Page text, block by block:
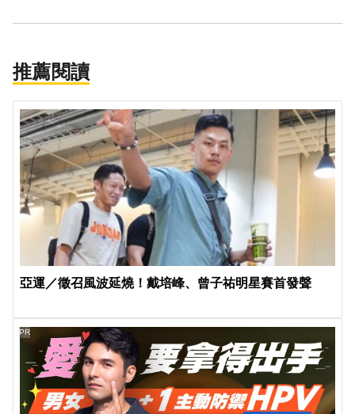
推薦閱讀
亞運／徵召風波延燒！戴培峰、曾子祐明星賽首發聲
PR